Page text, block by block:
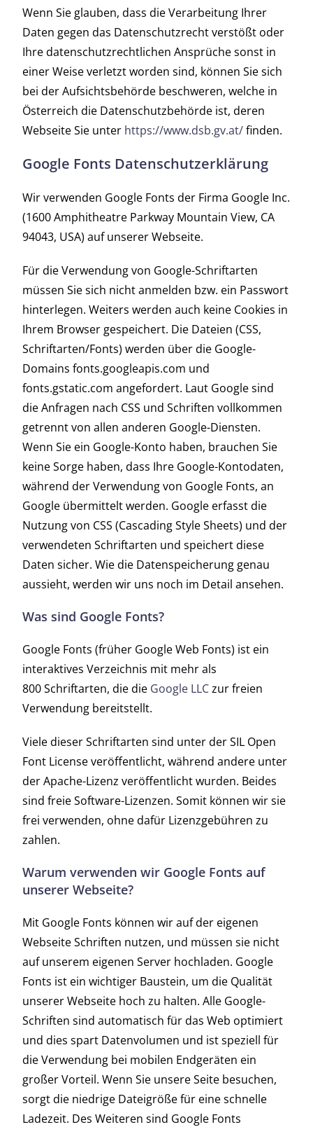
Wenn Sie glauben, dass die Verarbeitung Ihrer
Daten gegen das Datenschutzrecht verstößt oder
Ihre datenschutzrechtlichen Ansprüche sonst in
einer Weise verletzt worden sind, können Sie sich
bei der Aufsichtsbehörde beschweren, welche in
Österreich die Datenschutzbehörde ist, deren
Webseite Sie unter https://www.dsb.gv.at/finden.
Google Fonts Datenschutzerklärung
Wir verwenden Google Fonts der Firma Google Inc.
(1600 Amphitheatre Parkway Mountain View, CA
94043, USA) auf unserer Webseite.
Für die Verwendung von Google-Schriftarten
müssen Sie sich nicht anmelden bzw. ein Passwort
hinterlegen. Weiters werden auch keine Cookies in
Ihrem Browser gespeichert. Die Dateien (CSS,
Schriftarten/Fonts) werden über die Google-
Domains fonts.googleapis.com und
fonts.gstatic.com angefordert. Laut Google sind
die Anfragen nach CSS und Schriften vollkommen
getrennt von allen anderen Google-Diensten.
Wenn Sie ein Google-Konto haben, brauchen Sie
keine Sorge haben, dass Ihre Google-Kontodaten,
während der Verwendung von Google Fonts, an
Google übermittelt werden. Google erfasst die
Nutzung von CSS (Cascading Style Sheets) und der
verwendeten Schriftarten und speichert diese
Daten sicher. Wie die Datenspeicherung genau
aussieht, werden wir uns noch im Detail ansehen.
Was sind Google Fonts?
Google Fonts (früher Google Web Fonts) ist ein
interaktives Verzeichnis mit mehr als
800 Schriftarten, die die Google LLCzur freien
Verwendung bereitstellt.
Viele dieser Schriftarten sind unter der SIL Open
Font License veröffentlicht, während andere unter
der Apache-Lizenz veröffentlicht wurden. Beides
sind freie Software-Lizenzen. Somit können wir sie
frei verwenden, ohne dafür Lizenzgebühren zu
zahlen.
Warum verwenden wir Google Fonts auf
unserer Webseite?
Mit Google Fonts können wir auf der eigenen
Webseite Schriften nutzen, und müssen sie nicht
auf unserem eigenen Server hochladen. Google
Fonts ist ein wichtiger Baustein, um die Qualität
unserer Webseite hoch zu halten. Alle Google-
Schriften sind automatisch für das Web optimiert
und dies spart Datenvolumen und ist speziell für
die Verwendung bei mobilen Endgeräten ein
großer Vorteil. Wenn Sie unsere Seite besuchen,
sorgt die niedrige Dateigröße für eine schnelle
Ladezeit. Des Weiteren sind Google Fonts